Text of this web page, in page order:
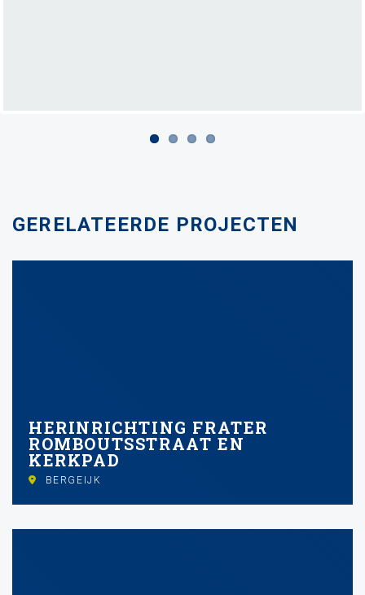
GERELATEERDE PROJECTEN
HERINRICHTING FRATER
ROMBOUTSSTRAAT EN
KERKPAD
BERGEIJK